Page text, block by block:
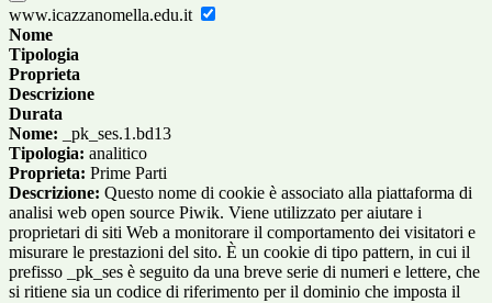
www.icazzanomella.edu.it
Nome
Tipologia
Proprieta
Descrizione
Durata
Nome: _pk_ses.1.bd13
Tipologia: analitico
Proprieta: Prime Parti
Descrizione: Questo nome di cookie è associato alla piattaforma di
analisi web open source Piwik. Viene utilizzato per aiutare i
proprietari di siti Web a monitorare il comportamento dei visitatori e
misurare le prestazioni del sito. È un cookie di tipo pattern, in cui il
prefisso _pk_ses è seguito da una breve serie di numeri e lettere, che
si ritiene sia un codice di riferimento per il dominio che imposta il